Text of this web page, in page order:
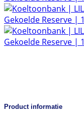
Product informatie